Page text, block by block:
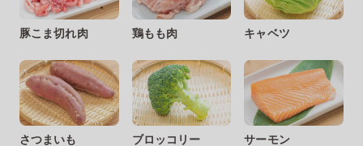
豚こま切れ肉 鶏もも肉 キャベツ
さつまいも ブロッコリー サーモン